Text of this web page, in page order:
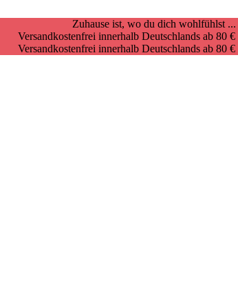
Zuhause ist, wo du dich wohlfühlst ...
Versandkostenfrei innerhalb Deutschlands ab 80
Versandkostenfrei innerhalb Deutschlands ab 80